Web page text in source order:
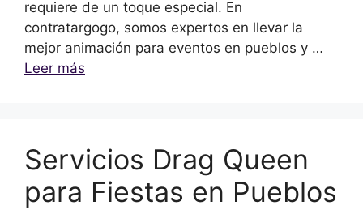
requiere de un toque especial. En
contratargogo, somos expertos en llevar la
mejor animación para eventos en pueblos y …
Leer más
Servicios Drag Queen
para Fiestas en Pueblos